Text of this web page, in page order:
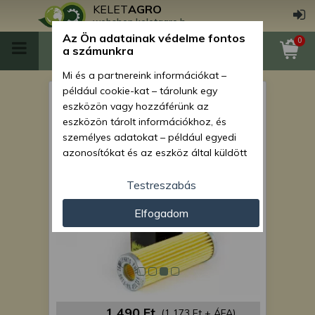
KELETAGRO
webshop.keletagro.hu
0
üzemanyagszűrő japán
kistraktorokhoz KA-F105
Az Ön adatainak védelme fontos
a számunkra
Mi és a partnereink információkat –
például cookie-kat – tárolunk egy
eszközön vagy hozzáférünk az
eszközön tárolt információkhoz, és
személyes adatokat – például egyedi
azonosítókat és az eszköz által küldött
személyre szabott hirdetések és
tartalom nyújtásához, hirdetés- és
tartalomméréshez, nézettségi adatok
gyűjtéséhez, valamint termékek
kifejlesztéséhez és a termékek
javításához. Az Ön engedélyével mi és a
partnereink eszközleolvasásos
módszerrel szerzett pontos geolokációs
adatokat és azonosítási információkat
Testreszabás
Elfogadom